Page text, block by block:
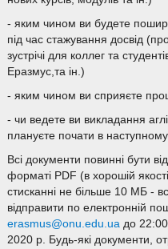
- яким чином ви будете
під час стажування досвід
зустрічі для коллег та
Еразмус,та ін.)
- яким чином ви сприяєте
- чи ведете ви викладання
плануєте почати в
Всі документи повинні бути
форматі PDF (в хорошій
стисканні не більше 10 МБ -
відправити по електронній
erasmus@onu.edu.uaдо 22:00
2020 р. Будь-які документи,